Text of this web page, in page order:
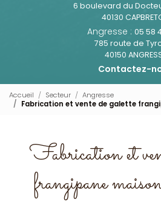
6 boulevard du
40130
Angresse : 05 58
785 route de
40150
Contactez-
Accueil Secteur
Angresse
Fabrication et vente de galette
Fabrication et
frangipane